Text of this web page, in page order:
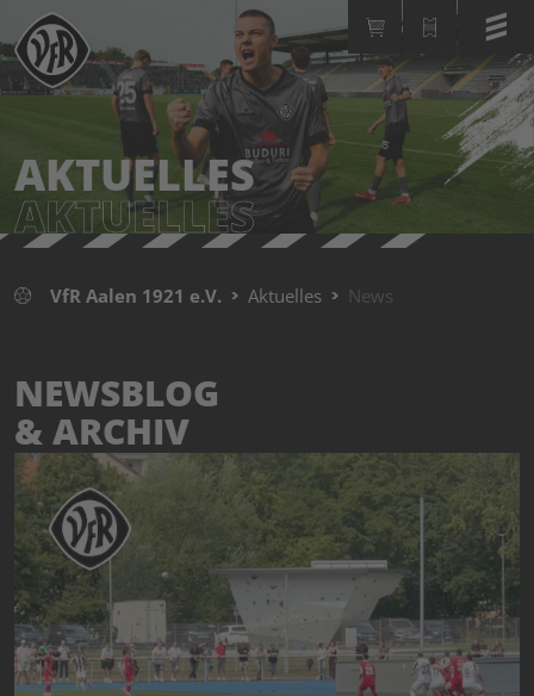
AKTUELLES
AKTUELLES
VfR Aalen 1921 e.V. Aktuelles News
NEWSBLOG
& ARCHIV